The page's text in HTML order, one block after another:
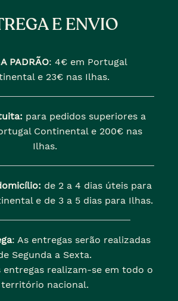
E ENVIO
PADRÃO: 4€ em Portugal
e 23€ nas Ilhas.
para pedidos superiores a
Continental e 200€ nas
Ilhas.
de 2 a 4 dias úteis para
e de 3 a 5 dias para Ilhas.
: As entregas serão realizadas
Segunda a Sexta.
entregas realizam-se em todo o
território nacional.